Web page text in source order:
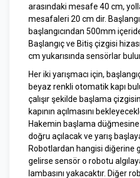
arasındaki mesafe 40 cm,
mesafaleri 20 cm dir.
başlangıcından 500mm
Başlangıç ve Bitiş çizgisi
cm yukarısında sensörlar
Her iki yarışmacı için,
beyaz renkli otomatik kapı
çalışır şekilde başlama
kapının açılmasını
Hakemin başlama düğmesine
doğru açılacak ve yarış
Robotlardan hangisi diğerine
gelirse sensör o robotu
lambasını yakacaktır. Diğer